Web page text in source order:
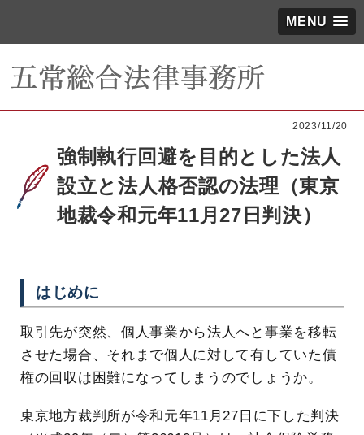
MENU
2023/11/20
強制執行回避を目的とした法人
設立と法人格否認の法理（東京
地裁令和元年11月27日判決）
はじめに
取引先が突然、個人事業から法人へと事業を移転
させた場合、それまで個人に対して有していた債
権の回収は困難になってしまうのでしょうか。
東京地方裁判所が令和元年11月27日に下した判決